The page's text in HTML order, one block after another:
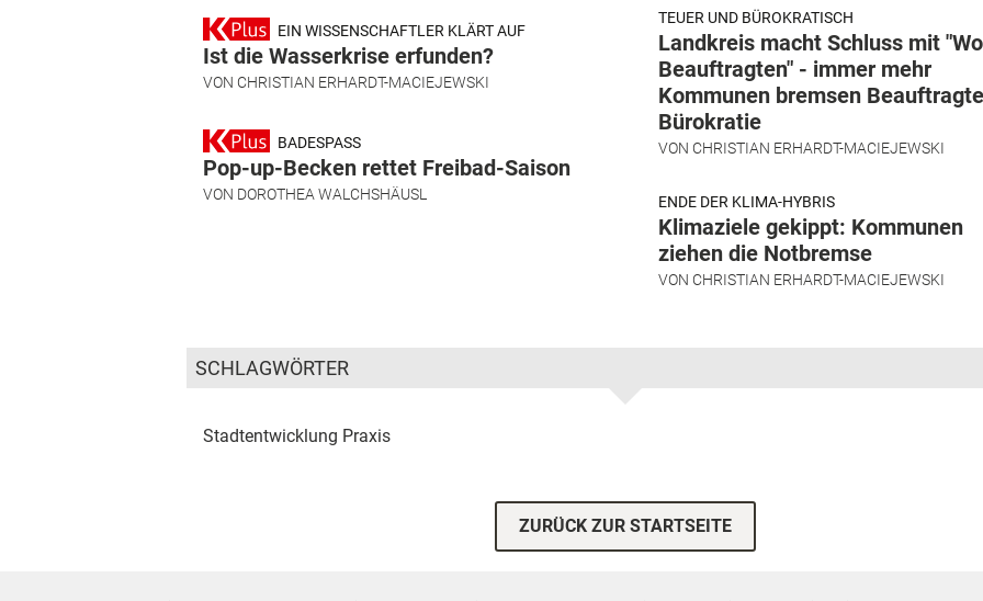
EIN WISSENSCHAFTLER KLÄRT AUF
Ist die Wasserkrise erfunden?
VON CHRISTIAN ERHARDT-MACIEJEWSKI
BADESPASS
Pop-up-Becken rettet Freibad-Saison
VON DOROTHEA WALCHSHÄUSL
TEUER UND BÜROKRATISCH
Landkreis macht Schluss mit
Beauftragten" - immer mehr
Kommunen bremsen
Bürokratie
VON CHRISTIAN ERHARDT-MACIEJEWSKI
ENDE DER KLIMA-HYBRIS
Klimaziele gekippt: Kommunen
ziehen die Notbremse
VON CHRISTIAN ERHARDT-MACIEJEWSKI
SCHLAGWÖRTER
Stadtentwicklung Praxis
ZURÜCK ZUR STARTSEITE